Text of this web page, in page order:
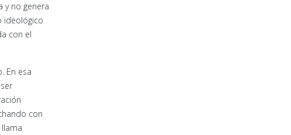
y no genera
ideológico
con el
En esa
con